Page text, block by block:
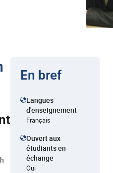
En bref
Langues
d'enseignement
Français
Ouvert aux
étudiants en
échange
Oui